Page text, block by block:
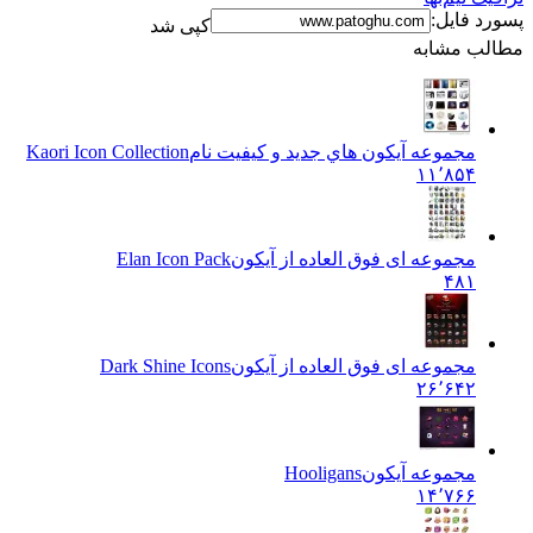
فایل:
کپی شد
مشابه
مجموعه آيکون هاي جديد و کيفيت نامKaori Icon Collection
۱۱٬۸۵۴
مجموعه ای فوق العاده از آیکون Elan Icon Pack
مجموعه ای فوق العاده از آیکون Dark Shine Icons
۲۶٬۶۴۲
مجموعه آیکونHooligans
۱۴٬۷۶۶